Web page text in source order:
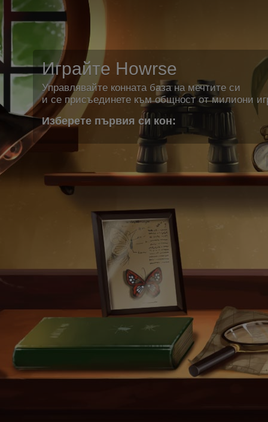
Играйте Howrse
Управлявайте конната база на мечтите си
и се присъединете към общност от милиони
Изберете първия си кон: